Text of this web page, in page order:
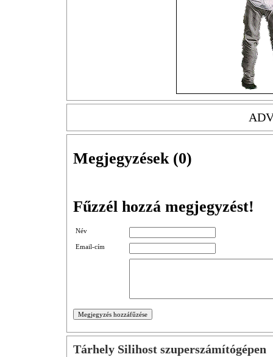
Megjegyzések (0)
Fűzzél hozzá megjegyzést!
Név
Email-cím
Tárhely Silihost szuperszámítógépen